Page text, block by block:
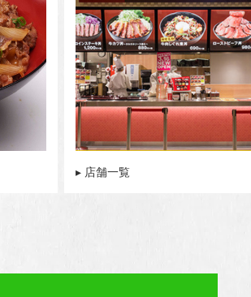
▸ 店舗一覧